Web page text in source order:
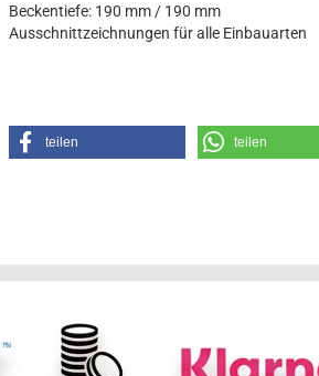
Beckentiefe: 190 mm / 190 mm
Ausschnittzeichnungen für alle Einbauarten
teilen teilen